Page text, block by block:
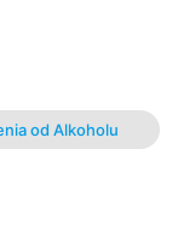
od Alkoholu